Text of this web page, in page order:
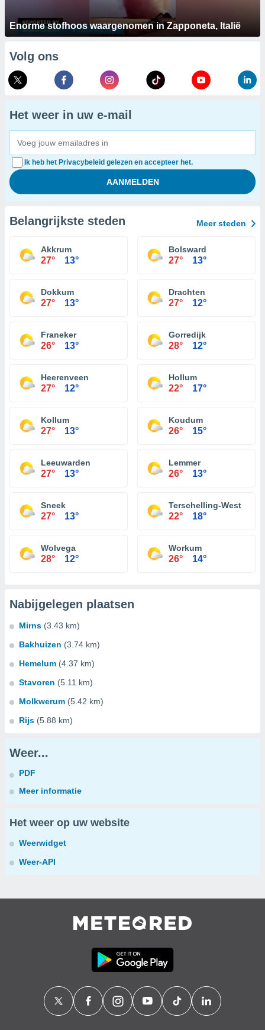
Enorme stofhoos waargenomen in Zapponeta, Italië
Volg ons
Het weer in uw e-mail
Ik heb het Privacybeleid gelezen en accepteer het.
Belangrijkste steden Meer steden
Akkrum
27° 13°
Bolsward
27° 13°
Dokkum
27° 13°
Drachten
27° 12°
Franeker
26° 13°
Gorredijk
28° 12°
Heerenveen
27° 12°
Hollum
22° 17°
Kollum
27° 13°
Koudum
26° 15°
Leeuwarden
27° 13°
Lemmer
26° 13°
Sneek
27° 13°
Terschelling-West
22° 18°
Wolvega
28° 12°
Workum
26° 14°
Nabijgelegen plaatsen
Mirns (3.43 km)
Bakhuizen (3.74 km)
Hemelum (4.37 km)
Stavoren (5.11 km)
Molkwerum (5.42 km)
Rijs (5.88 km)
Weer...
PDF
Meer informatie
Het weer op uw website
Weerwidget
Weer-API